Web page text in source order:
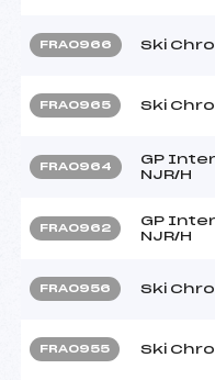
FRA0966 Ski
FRA0965 Ski
FRA0964
GP
NJR/H
FRA0962
GP
NJR/H
FRA0956 Ski
FRA0955 Ski